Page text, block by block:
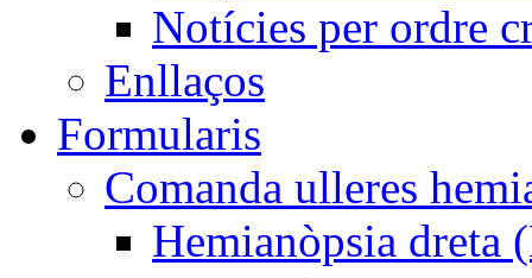
Notícies per ordre
Enllaços
Formularis
Comanda ulleres
Hemianòpsia dreta